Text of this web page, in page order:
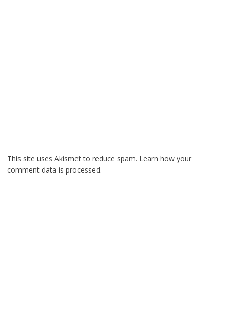
This site uses Akismet to reduce spam. Learn how your
comment data is processed.